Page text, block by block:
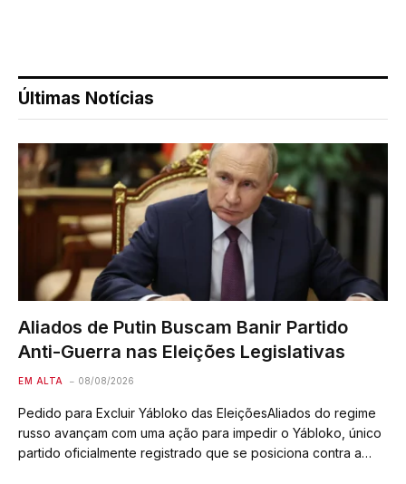
Últimas Notícias
Aliados de Putin Buscam Banir Partido
Anti-Guerra nas Eleições Legislativas
EM ALTA 08/08/2026
Pedido para Excluir Yábloko das EleiçõesAliados do regime
russo avançam com uma ação para impedir o Yábloko, único
partido oficialmente registrado que se posiciona contra a